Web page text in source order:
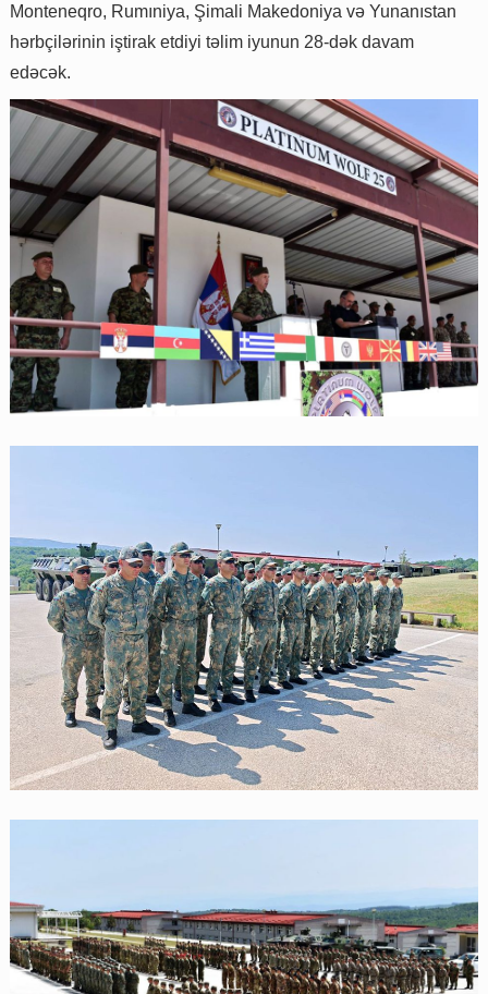
Monteneqro, Rumıniya, Şimali Makedoniya və Yunanıstan
hərbçilərinin iştirak etdiyi təlim iyunun 28-dək davam
edəcək.